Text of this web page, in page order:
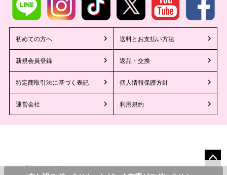
通常価格 ¥1,980のところ
初めての方へ 送料とお支払い方法
新規会員登録 返品・交換
特定商取引法に基づく表記 個人情報保護方針
運営会社 利用規約
©2013 Tika All Rights reserved.